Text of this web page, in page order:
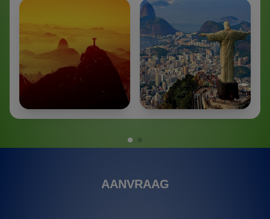
AANVRAAG